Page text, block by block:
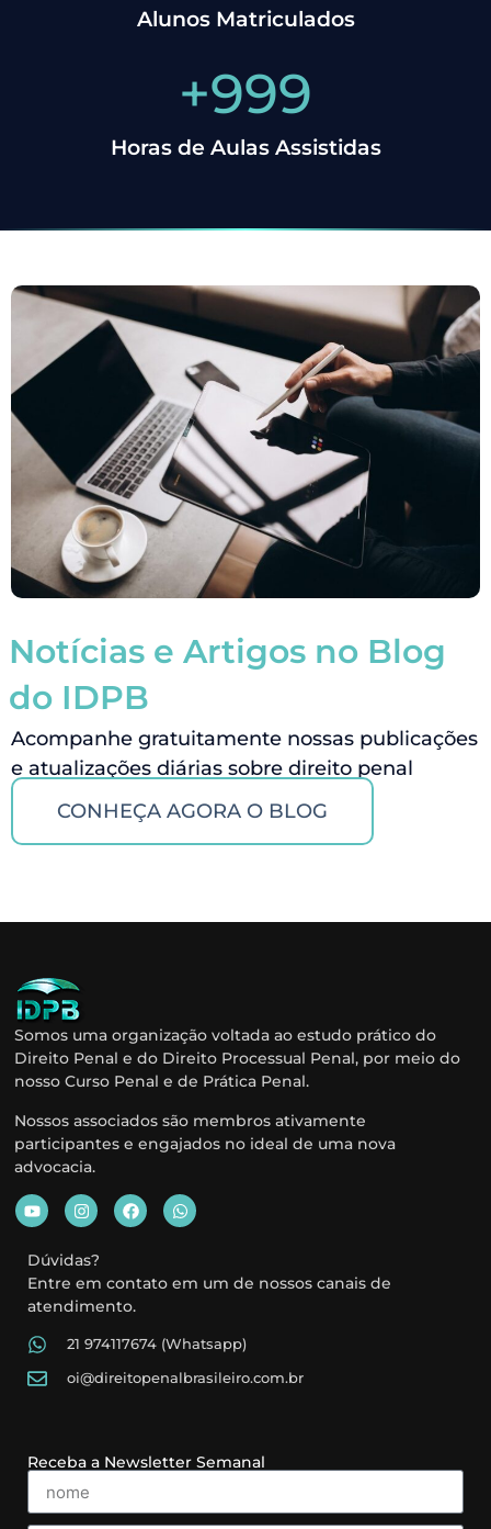
Alunos Matriculados
Horas de Aulas Assistidas
+1,000
Notícias e Artigos no Blog
do IDPB
Acompanhe gratuitamente nossas publicações
e atualizações diárias sobre direito penal
CONHEÇA AGORA O BLOG
Somos uma organização voltada ao estudo prático do
Direito Penal e do Direito Processual Penal, por meio do
nosso Curso Penal e de Prática Penal.
Nossos associados são membros ativamente
participantes e engajados no ideal de uma nova
advocacia.
Dúvidas?
Entre em contato em um de nossos canais de
atendimento.
21 974117674 (Whatsapp)
oi@direitopenalbrasileiro.com.br
Receba a Newsletter Semanal